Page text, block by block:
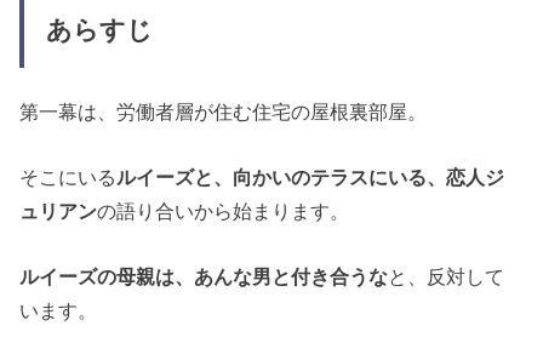
あらすじ
第一幕は、労働者層が住む住宅の屋根裏部屋。
そこにいるルイーズと、向かいのテラスにいる、恋人ジ
ュリアンの語り合いから始まります。
ルイーズの母親は、あんな男と付き合うなと、反対して
います。